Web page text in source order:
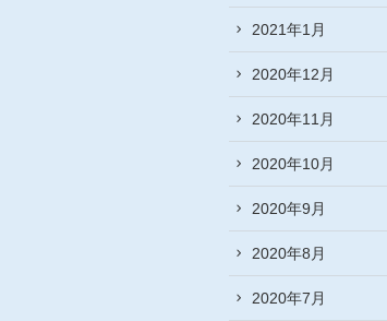
2021年1月
2020年12月
2020年11月
2020年10月
2020年9月
2020年8月
2020年7月